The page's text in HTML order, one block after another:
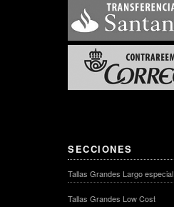
SECCIONES
Tallas Grandes Largo especial
Tallas Grandes Low Cost